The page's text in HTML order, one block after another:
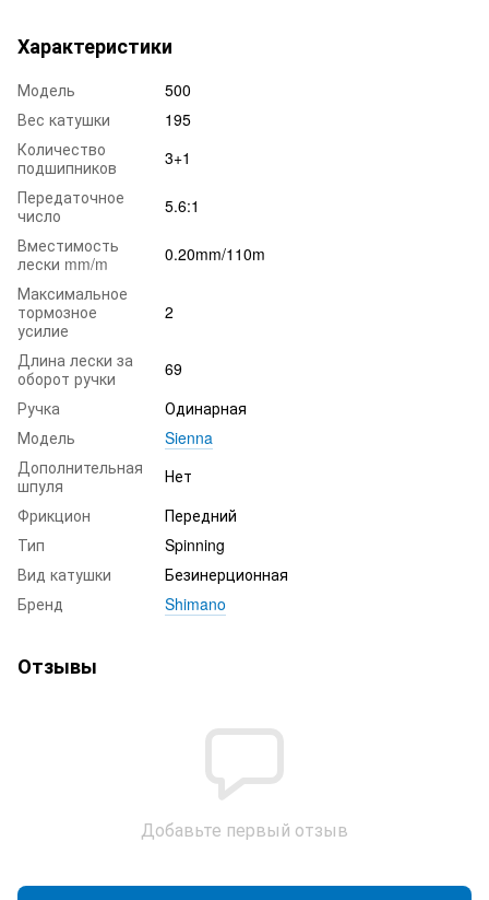
Характеристики
Модель
500
Вес катушки
195
Количество
подшипников
3+1
Передаточное
число
5.6:1
Вместимость
лески mm/m
0.20mm/110m
Максимальное
тормозное
усилие
2
Длина лески за
оборот ручки
69
Ручка
Одинарная
Модель
Sienna
Дополнительная
шпуля
Нет
Фрикцион
Передний
Тип
Spinning
Вид катушки
Безинерционная
Бренд
Shimano
Отзывы
Добавьте первый отзыв